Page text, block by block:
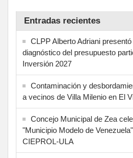
Entradas recientes
CLPP Alberto Adriani
diagnóstico del presupuesto
Inversión 2027
Contaminación y
a vecinos de Villa Milenio en El
Concejo Municipal de Zea
"Municipio Modelo de
CIEPROL-ULA